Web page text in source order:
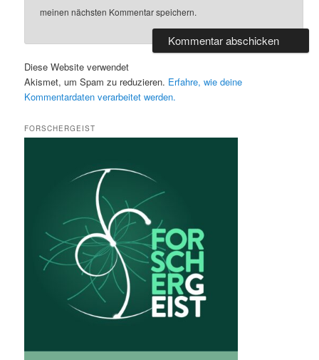
meinen nächsten Kommentar speichern.
Diese Website verwendet
Akismet, um Spam zu reduzieren. Erfahre, wie deine
Kommentardaten verarbeitet werden.
FORSCHERGEIST